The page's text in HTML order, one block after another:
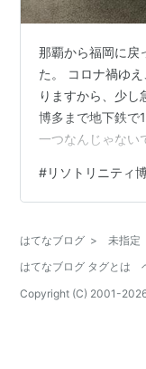
那覇から福岡に戻
た。 コロナ禍ゆ
りますから、少し
博多まで地下鉄
一つなんじゃない
した。 地下鉄の
フロントは13階
ーや ワーキングス
ていたので、入会
クインの際、特に
#リソトリニティ
はてなブログ > 未指定
はてなブログ タグとは
Copyright (C) 2001-